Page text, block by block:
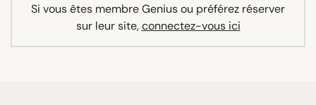
Si vous êtes membre Genius ou préférez réserver
sur leur site,connectez-vous ici